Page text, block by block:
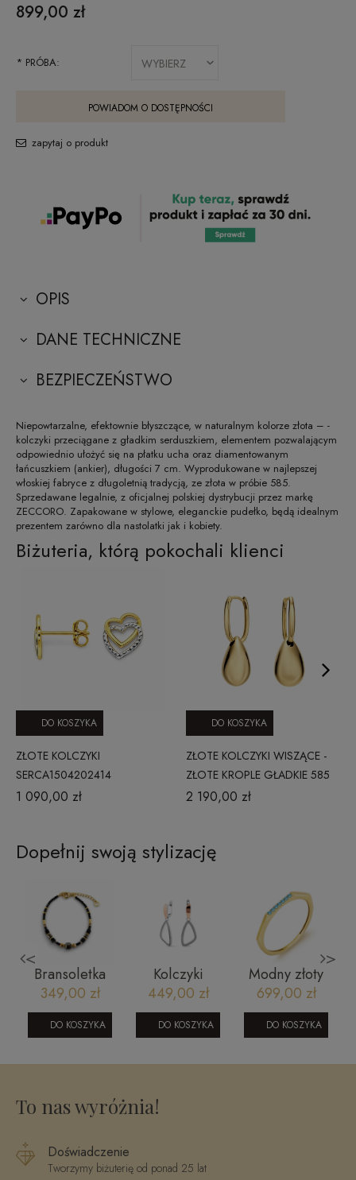
899,00 zł
* PRÓBA:
POWIADOM O DOSTĘPNOŚCI
zapytaj o produkt
OPIS
DANE TECHNICZNE
BEZPIECZEŃSTWO
Niepowtarzalne, efektownie błyszczące, w naturalnym kolorze złota – -
kolczyki przeciągane z gładkim serduszkiem, elementem pozwalającym
odpowiednio ułożyć się na płatku ucha oraz diamentowanym
łańcuszkiem (ankier), długości 7 cm. Wyprodukowane w najlepszej
włoskiej fabryce z długoletnią tradycją, ze złota w próbie 585.
Sprzedawane legalnie, z oficjalnej polskiej dystrybucji przez markę
ZECCORO. Zapakowane w stylowe, eleganckie pudełko, będą idealnym
prezentem zarówno dla nastolatki jak i kobiety.
Biżuteria, którą pokochali klienci
ZŁOTE KOLCZYKI
SERCA1504202414
1 090,00 zł
DO KOSZYKA
ZŁOTE KOLCZYKI WISZĄCE -
ZŁOTE KROPLE GŁADKIE 585
GOCCIA
2 190,00 zł
DO KOSZYKA
Dopełnij swoją stylizację
<
Bransoletka
na sznurku z
kamieniami
naturalnym -
Spinel, Agat,
Swarovski
349,00 zł
DO KOSZYKA
Kolczyki
srebrne 964
449,00 zł
DO KOSZYKA
Modny złoty
pierścionek
0604202322
699,00 zł
DO KOSZYKA
>
To nas wyróżnia!
Doświadczenie
Tworzymy biżuterię od ponad 25 lat